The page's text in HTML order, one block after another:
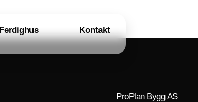
Ferdighus Kontakt
ProPlan Bygg AS